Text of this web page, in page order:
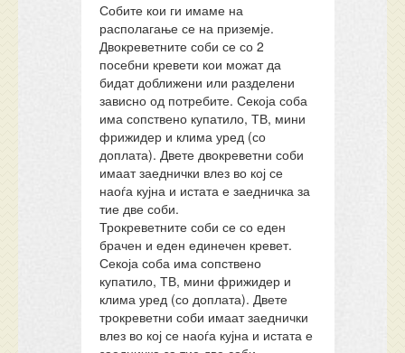
Собите кои ги имаме на
располагање се на приземје.
Двокреветните соби се со 2
посебни кревети кои можат да
бидат доближени или разделени
зависно од потребите. Секоја соба
има сопствено купатило, ТВ, мини
фрижидер и клима уред (со
доплата). Двете двокреветни соби
имаат заеднички влез во кој се
наоѓа кујна и истата е заедничка за
тие две соби.
Трокреветните соби се со еден
брачен и еден единечен кревет.
Секоја соба има сопствено
купатило, ТВ, мини фрижидер и
клима уред (со доплата). Двете
трокреветни соби имаат заеднички
влез во кој се наоѓа кујна и истата е